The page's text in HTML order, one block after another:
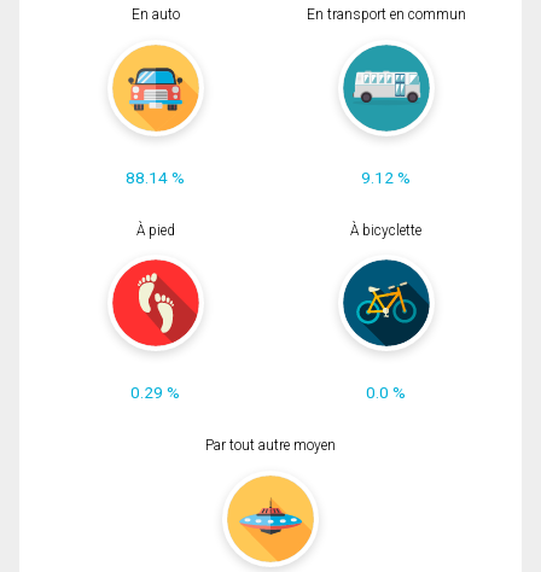
En auto
88.14 %
En transport en commun
9.12 %
À pied
0.29 %
À bicyclette
0.0 %
Par tout autre moyen